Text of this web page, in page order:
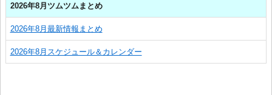
2026年8月ツムツムまとめ
2026年8月最新情報まとめ
2026年8月スケジュール＆カレンダー